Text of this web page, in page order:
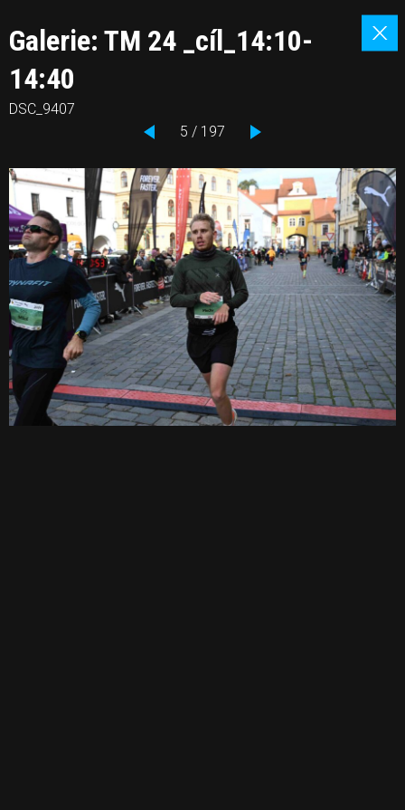
Galerie: TM 24 _cíl_14:10-
14:40
DSC_9407
5 / 197